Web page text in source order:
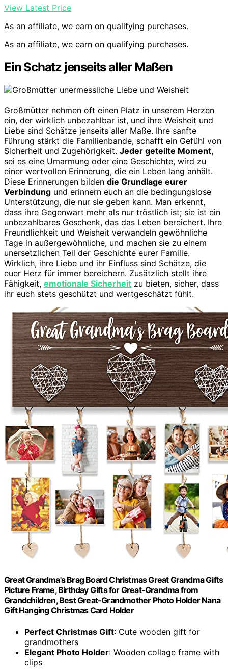
View Latest Price
As an affiliate, we earn on qualifying purchases.
As an affiliate, we earn on qualifying purchases.
Ein Schatz jenseits aller Maßen
Großmütter nehmen oft einen Platz in unserem Herzen
ein, der wirklich unbezahlbar ist, und ihre Weisheit und
Liebe sind Schätze jenseits aller Maße. Ihre sanfte
Führung stärkt die Familienbande, schafft ein Gefühl von
Sicherheit und Zugehörigkeit. Jeder geteilte Moment,
sei es eine Umarmung oder eine Geschichte, wird zu
einer wertvollen Erinnerung, die ein Leben lang anhält.
Diese Erinnerungen bilden die Grundlage eurer
Verbindung und erinnern euch an die bedingungslose
Unterstützung, die nur sie geben kann. Man erkennt,
dass ihre Gegenwart mehr als nur tröstlich ist; sie ist ein
unbezahlbares Geschenk, das das Leben bereichert. Ihre
Freundlichkeit und Weisheit verwandeln gewöhnliche
Tage in außergewöhnliche, und machen sie zu einem
unersetzlichen Teil der Geschichte eurer Familie.
Wirklich, ihre Liebe und ihr Einfluss sind Schätze, die
euer Herz für immer bereichern. Zusätzlich stellt ihre
Fähigkeit, emotionale Sicherheit zu bieten, sicher, dass
ihr euch stets geschützt und wertgeschätzt fühlt.
Great Grandma's Brag Board Christmas Great Grandma Gifts
Picture Frame, Birthday Gifts for Great-Grandma from
Grandchildren, Best Great-Grandmother Photo Holder Nana
Gift Hanging Christmas Card Holder
Perfect Christmas Gift: Cute wooden gift for
grandmothers
Elegant Photo Holder: Wooden collage frame with
clips